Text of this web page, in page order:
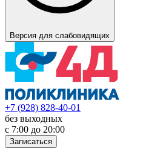
Версия для слабовидящих
+7 (928) 828-40-01
без выходных
с 7:00 до 20:00
Записаться